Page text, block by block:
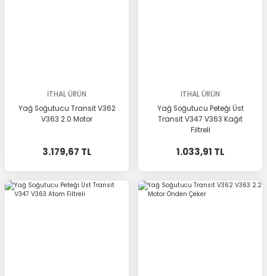
İTHAL ÜRÜN
Yağ Soğutucu Transit V362
V363 2.0 Motor
3.179,67 TL
İTHAL ÜRÜN
Yağ Soğutucu Peteği Üst
Transit V347 V363 Kağıt
Filtreli
1.033,91 TL